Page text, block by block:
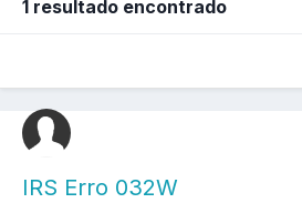
1 resultado encontrado
IRS Erro 032W